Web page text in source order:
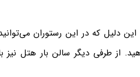
دلیل که در این رستوران
از طرفی دیگر سالن بار هتل نیز